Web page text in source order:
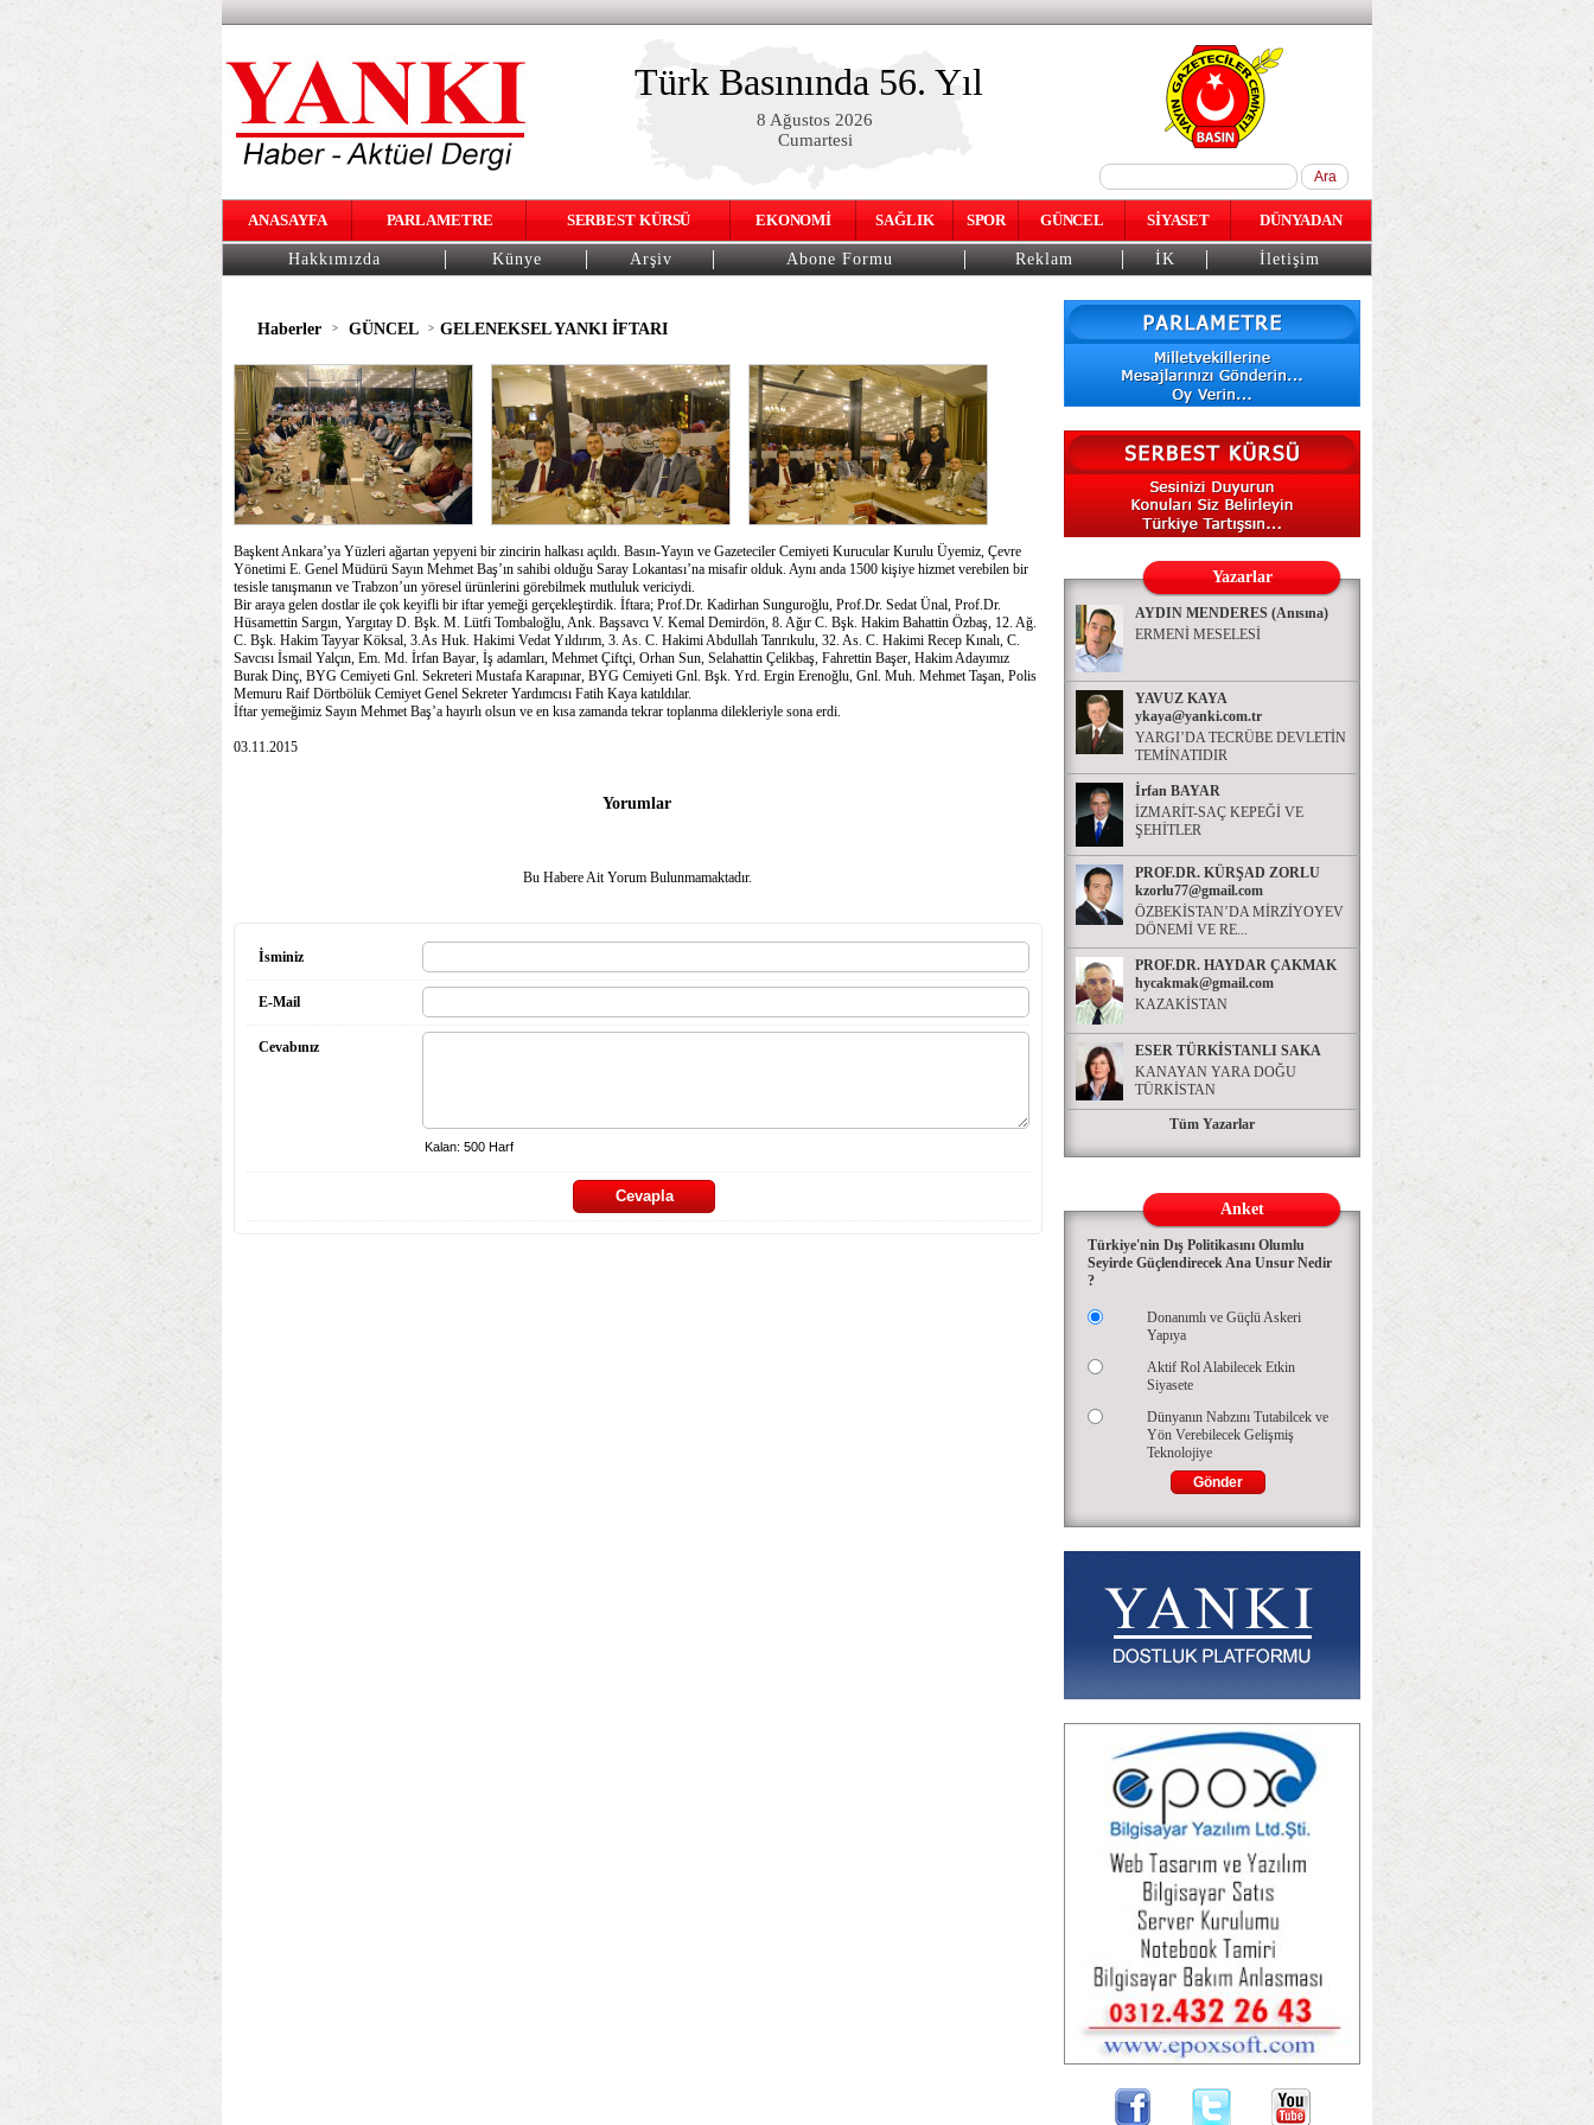
Türk Basınında 56. Yıl
8 Ağustos 2026
Cumartesi
ANASAYFA PARLAMETRE SERBEST KÜRSÜ EKONOMİ SAĞLIK SPOR GÜNCEL SİYASET DÜNYADAN
Hakkımızda Künye Arşiv Abone Formu Reklam İK İletişim
Haberler > GÜNCEL > GELENEKSEL YANKI İFTARI
Başkent Ankara’ya Yüzleri ağartan yepyeni bir zincirin halkası açıldı. Basın-Yayın ve Gazeteciler Cemiyeti Kurucular Kurulu Üyemiz, Çevre
Yönetimi E. Genel Müdürü Sayın Mehmet Baş’ın sahibi olduğu Saray Lokantası’na misafir olduk. Aynı anda 1500 kişiye hizmet verebilen bir
tesisle tanışmanın ve Trabzon’un yöresel ürünlerini görebilmek mutluluk vericiydi.
Bir araya gelen dostlar ile çok keyifli bir iftar yemeği gerçekleştirdik. İftara; Prof.Dr. Kadirhan Sunguroğlu, Prof.Dr. Sedat Ünal, Prof.Dr.
Hüsamettin Sargın, Yargıtay D. Bşk. M. Lütfi Tombaloğlu, Ank. Başsavcı V. Kemal Demirdön, 8. Ağır C. Bşk. Hakim Bahattin Özbaş, 12. Ağ.
C. Bşk. Hakim Tayyar Köksal, 3.As Huk. Hakimi Vedat Yıldırım, 3. As. C. Hakimi Abdullah Tanrıkulu, 32. As. C. Hakimi Recep Kınalı, C.
Savcısı İsmail Yalçın, Em. Md. İrfan Bayar, İş adamları, Mehmet Çiftçi, Orhan Sun, Selahattin Çelikbaş, Fahrettin Başer, Hakim Adayımız
Burak Dinç, BYG Cemiyeti Gnl. Sekreteri Mustafa Karapınar, BYG Cemiyeti Gnl. Bşk. Yrd. Ergin Erenoğlu, Gnl. Muh. Mehmet Taşan, Polis
Memuru Raif Dörtbölük Cemiyet Genel Sekreter Yardımcısı Fatih Kaya katıldılar.
İftar yemeğimiz Sayın Mehmet Baş’a hayırlı olsun ve en kısa zamanda tekrar toplanma dilekleriyle sona erdi.
03.11.2015
Yorumlar
Bu Habere Ait Yorum Bulunmamaktadır.
İsminiz
E-Mail
Cevabınız
Yazarlar
AYDIN MENDERES (Anısına)
ERMENİ MESELESİ
YAVUZ KAYA
ykaya@yanki.com.tr
YARGI’DA TECRÜBE DEVLETİN
TEMİNATIDIR
İrfan BAYAR
İZMARİT-SAÇ KEPEĞİ VE
ŞEHİTLER
PROF.DR. KÜRŞAD ZORLU
kzorlu77@gmail.com
ÖZBEKİSTAN’DA MİRZİYOYEV
DÖNEMİ VE RE...
PROF.DR. HAYDAR ÇAKMAK
hycakmak@gmail.com
KAZAKİSTAN
ESER TÜRKİSTANLI SAKA
KANAYAN YARA DOĞU
TÜRKİSTAN
Tüm Yazarlar
Anket
Türkiye'nin Dış Politikasını Olumlu
Seyirde Güçlendirecek Ana Unsur Nedir
?
Donanımlı ve Güçlü Askeri
Yapıya
Aktif Rol Alabilecek Etkin
Siyasete
Dünyanın Nabzını Tutabilcek ve
Yön Verebilecek Gelişmiş
Teknolojiye